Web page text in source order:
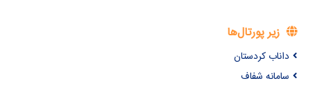
زیر پورتال‌ها
داناب کردستان
سامانه شفاف